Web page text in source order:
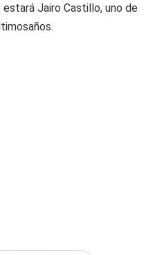
Jairo Castillo, uno de